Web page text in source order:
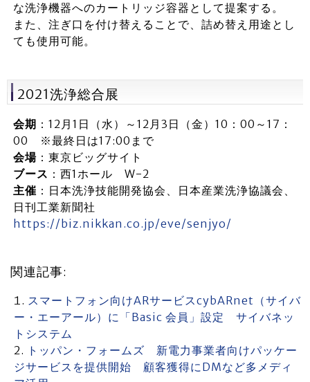
な洗浄機器へのカートリッジ容器として提案する。
また、注ぎ口を付け替えることで、詰め替え用途とし
ても使用可能。
2021洗浄総合展
会期 ：12月1日（水）～12月3日（金）10：00～17：
00 ※最終日は17:00まで
会場：東京ビッグサイト
ブース ：西1ホール W-2
主催 ：日本洗浄技能開発協会、日本産業洗浄協議会、
日刊工業新聞社
https://biz.nikkan.co.jp/eve/senjyo/
関連記事:
スマートフォン向けARサービスcybARnet（サイバ
ー・エーアール）に「Basic 会員」設定 サイバネッ
トシステム
トッパン・フォームズ 新電力事業者向けパッケー
ジサービスを提供開始 顧客獲得にDMなど多メディ